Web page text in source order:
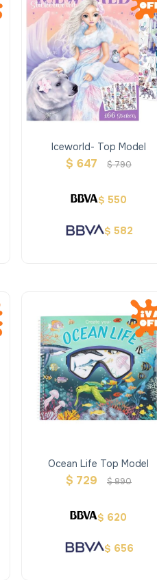
Iceworld- Top Model
$ 647 $790
$ 550
$ 582
Ocean Life Top Model
$ 729 $890
$ 620
$ 656